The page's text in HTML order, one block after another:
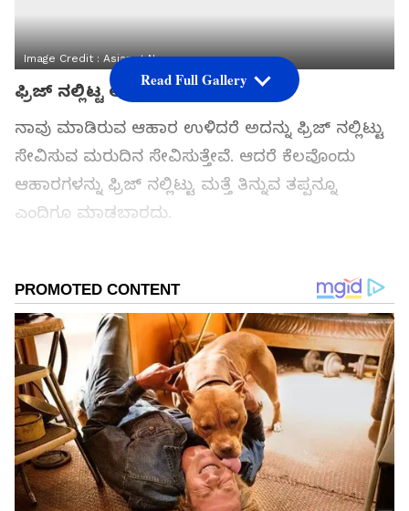
Image Credit : Asianet News
ಫ್ರಿಜ್ ನಲ್ಲಿಟ್ಟ ಆಹಾರ
ನಾವು ಮಾಡಿರುವ ಆಹಾರ ಉಳಿದರೆ ಅದನ್ನು ಫ್ರಿಜ್ ನಲ್ಲಿಟ್ಟು
ಸೇವಿಸುವ ಮರುದಿನ ಸೇವಿಸುತ್ತೇವೆ. ಆದರೆ ಕೆಲವೊಂದು
ಆಹಾರಗಳನ್ನು ಫ್ರಿಜ್ ನಲ್ಲಿಟ್ಟು ಮತ್ತೆ ತಿನ್ನುವ ತಪ್ಪನ್ನೂ
ಎಂದಿಗೂ ಮಾಡಬಾರದು.
ಆಯ್ಕೆ ಮಾಡಿಕೊಳ್ಳಿ
Read Full Gallery